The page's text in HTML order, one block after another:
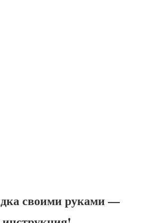
своими руками —